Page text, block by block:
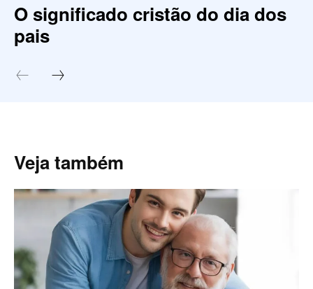
O significado cristão do dia dos
pais
Veja também